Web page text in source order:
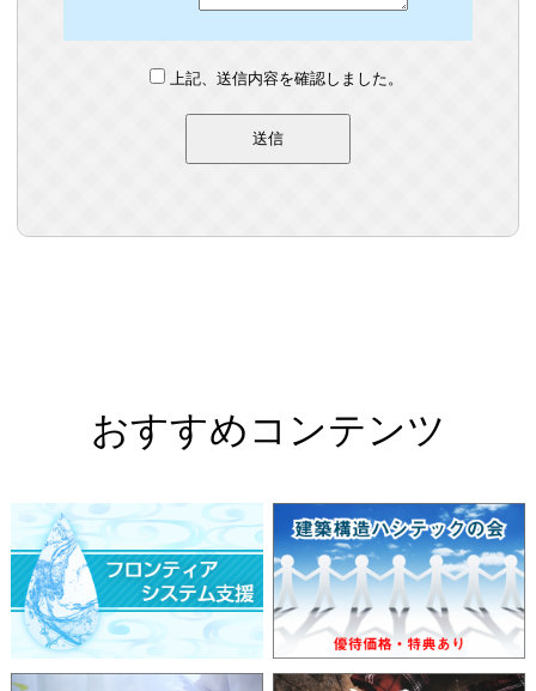
上記、送信内容を確認しました。
おすすめコンテンツ